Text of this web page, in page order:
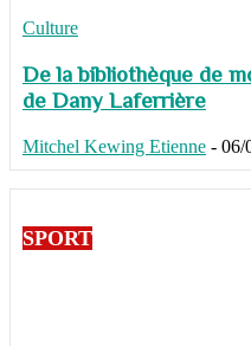
Culture
De la bibliothèque de
de Dany Laferrière
Mitchel Kewing Etienne - 06/
SPORT